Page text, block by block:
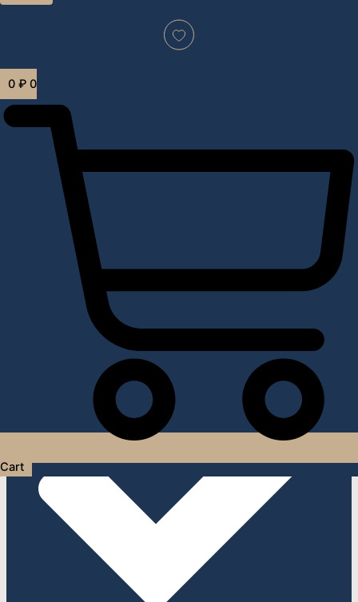
0 ₽ 0
Cart
Услуги дизайнера интерьера